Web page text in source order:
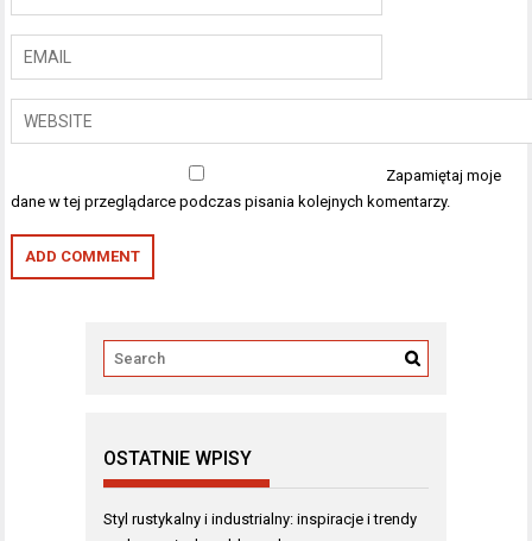
Zapamiętaj moje
dane w tej przeglądarce podczas pisania kolejnych komentarzy.
OSTATNIE WPISY
Styl rustykalny i industrialny: inspiracje i trendy